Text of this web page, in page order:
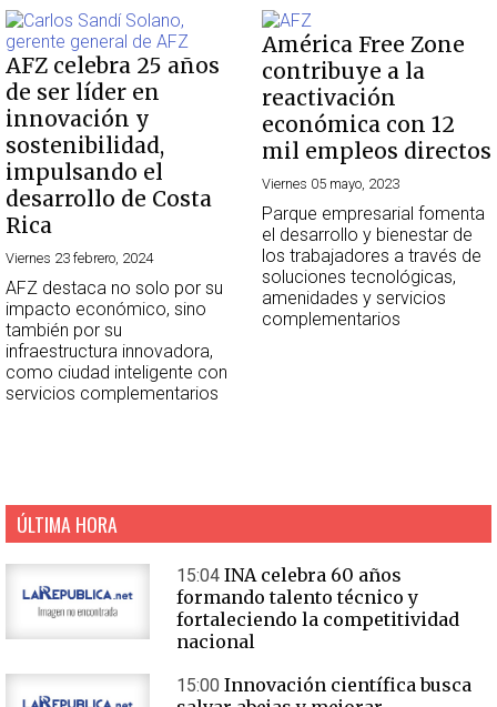
AFZ celebra 25 años
de ser líder en
innovación y
sostenibilidad,
impulsando el
desarrollo de Costa
Rica
Viernes 23 febrero, 2024
AFZ destaca no solo por su
impacto económico, sino
también por su
infraestructura innovadora,
como ciudad inteligente con
servicios complementarios
América Free Zone
contribuye a la
reactivación
económica con 12
mil empleos directos
Viernes 05 mayo, 2023
Parque empresarial fomenta
el desarrollo y bienestar de
los trabajadores a través de
soluciones tecnológicas,
amenidades y servicios
complementarios
ÚLTIMA HORA
15:04 INA celebra 60 años
formando talento técnico y
fortaleciendo la competitividad
nacional
15:00 Innovación científica busca